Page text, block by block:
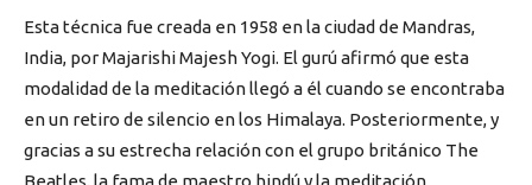
Esta técnica fue creada en 1958 en la ciudad de Mandras,
India, por Majarishi Majesh Yogi. El gurú afirmó que esta
modalidad de la meditación llegó a él cuando se encontraba
en un retiro de silencio en los Himalaya. Posteriormente, y
gracias a su estrecha relación con el grupo británico The
Beatles, la fama de maestro hindú y la meditación